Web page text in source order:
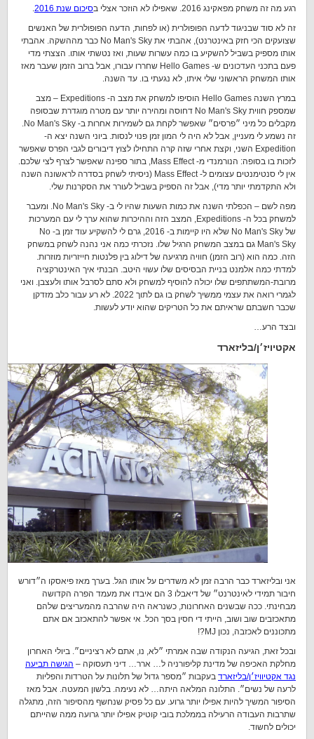
רגע מה זה משחק מפאקינג 2016. שאפילו לא הוזכר אצלי ב סיכום שנת 2016
.
זה לא סוד שבניגוד לדעה הפופולרית (או לפחות, הדעה הפופולרית של האנשים
שצועקים הכי חזק באינטרנט), אהבתי את No Man's Sky כבר מההשקה. אהבתי
אותו מספיק בשביל להשקיע בו כמה עשרות שעות, ואז נטשתי אותו. הצצתי מדי
פעם בתכני העדכונים ש- Hello Games שחררו עבורו, אבל ברוב הזמן שעבר מאז
אותו המשחק הראשוני שלי איתו, לא נגעתי בו. עד השנה.
במרץ השנה Hello Games הוסיפו למשחק את מצב ה- Expeditions – מצב
שמספק חווית No Man's Sky דחוסה ומהירה יותר עם מטרה מוגדרת שבסופה
מקבלים כל מיני ״פרסים״ שאפשר לקחת גם לשמירות אחרות ב- No Man's Sky.
זה נשמע לי מעניין, אבל לא היה לי המון זמן פנוי לנסות. ביוני השנה יצא ה-
Expedition השני, וקצת אחרי שזה קרה התחילו לצוץ דיבורים לגבי הפרס שאפשר
לזכות בו בסופה: הנורמנדי מ- Mass Effect, בתור ספינה שאפשר לצרף לצי שלכם.
אין לי סנטימנטים עצומים ל- Mass Effect (ניסיתי לשחק בסדרה לראשונה השנה
ולא התקדמתי יותר מדי), אבל זה הספיק בשביל לעורר את הסקרנות שלי.
מפה לשם – הכפלתי השנה את כמות השעות שהיו לי ב- No Man's Sky. ומעבר
למשחק בכל ה- Expeditions, המצב הזה וההיכרות שהוא ערך לי עם המערכות
של No Man's Sky שלא היו קיימות ב- 2016, גרם לי להשקיע עוד זמן ב- No
Man's Sky גם במצב המשחק הרגיל שלו. נזכרתי כמה אני נהנה לשחק במשחק
הזה. כמה הוא (רוב הזמן) חוויה מרגיעה של דילוג בין פלנטות חייזריות מוזרות.
למדתי כמה אלמנט בניית הבסיסים שלו עשוי היטב. הבנתי איך האינטרקציה
מרובת-המשתתפים שלו יכולה להוסיף למשחק ולא סתם לסרבל אותו ולעצבן. ואני
לגמרי רואה את עצמי ממשיך לשחק בו גם לתוך 2022. לא רע עבור כלב מזדקן
שכבר חשבתם שראיתם את כל הטריקים שהוא יודע לעשות.
ובצד הרע…
אקטיויז׳ן/בליזארד
אני ובליזארד כבר הרבה זמן לא משדרים על אותו הגל. בערך מאז פיאסקו ה״דורש
חיבור תמידי לאינטרנט״ של דיאבלו 3 הם איבדו את מעמד הפרה הקדושה
מבחינתי. ככה שבשנים האחרונות, כשנראה היה שהרבה מהמעריצים שלהם
מתאכזבים שוב ושוב, הייתי די חסין בסך הכל. אי אפשר להתאכזב אם אתם
מתכוננים לאכזבה, נכון MJ?!
ובכל זאת, הגיעה הנקודה שבה אמרתי ״לא, נו, אתם לא רציניים״. ביולי האחרון
מחלקת האכיפה של מדינת קליפורניה ל… ארר… דיני תעסוקה – הגישה תביעה
נגד אקטיוויז׳ן/בליזארד בעקבות ״מספר גדול של תלונות על הטרדות והפליות
לרעה של נשים״. התלונה המלאה היתה… לא נעימה. בלשון המעטה. אבל מאז
הסיפור המשיך להיות אפילו יותר גרוע. עם כל פסיק שנחשף מהסיפור הזה, מתגלה
שתרבות העבודה הרעילה בממלכת בובי קוטיק אפילו יותר גרועה ממה שהייתם
יכולים לחשוד.